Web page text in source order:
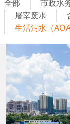
全部 市政水
屠宰废水
生活污水（AOA